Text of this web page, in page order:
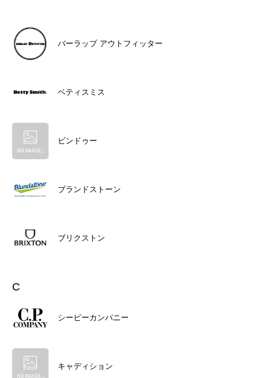
バーラップ アウトフィッター
ベティスミス
ビンドゥー
ブランドストーン
ブリクストン
C
シーピーカンパニー
キャディション